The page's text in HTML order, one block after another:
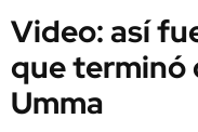
Video: así
que terminó
Umma